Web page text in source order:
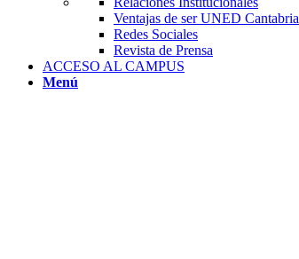
Ventajas de ser UNED Cantabria
Redes Sociales
Revista de Prensa
ACCESO AL CAMPUS
Menú